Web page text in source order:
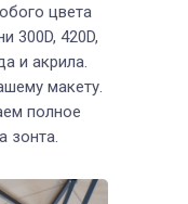
цвета
300D, 420D,
и акрила.
макету.
полное
зонта.